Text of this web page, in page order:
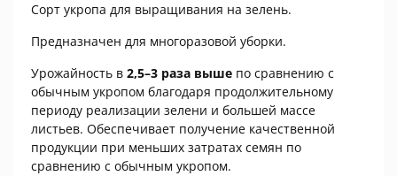
Сорт укропа для выращивания на зелень.
Предназначен для многоразовой уборки.
Урожайность в 2,5–3 раза выше по сравнению с
обычным укропом благодаря продолжительному
периоду реализации зелени и большей массе
листьев. Обеспечивает получение качественной
продукции при меньших затратах семян по
сравнению с обычным укропом.